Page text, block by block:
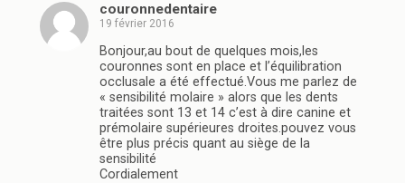
couronnedentaire
19 février 2016
Bonjour,au bout de quelques mois,les
couronnes sont en place et l’équilibration
occlusale a été effectué.Vous me parlez de
« sensibilité molaire » alors que les dents
traitées sont 13 et 14 c’est à dire canine et
prémolaire supérieures droites.pouvez vous
être plus précis quant au siège de la
sensibilité
Cordialement